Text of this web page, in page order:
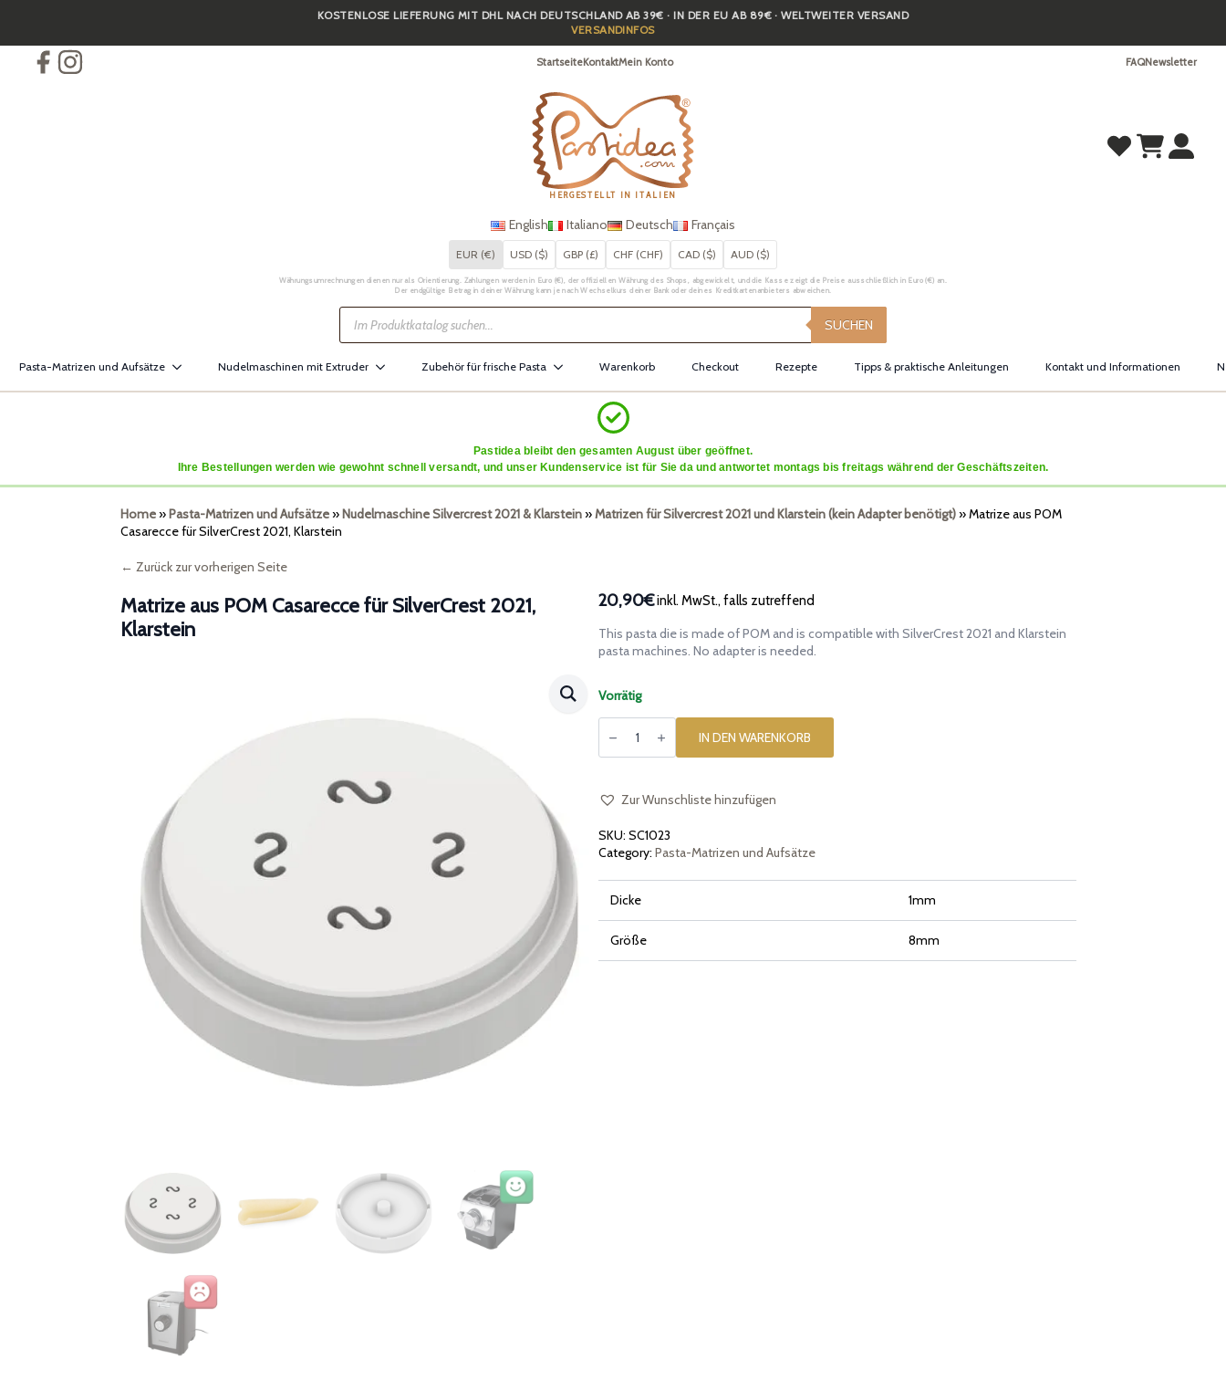
content
KOSTENLOSE LIEFERUNG MIT DHL NACH DEUTSCHLAND AB 39€ · IN DER EU AB 89€ · WELTWEITER VERSAND
VERSANDINFOS
StartseiteKontaktMein Konto FAQNewsletter
HERGESTELLT IN ITALIEN
English Italiano Deutsch Français
EUR (€) USD ($) GBP (£) CHF (CHF) CAD ($) AUD ($)
Währungsumrechnungen dienen nur als Orientierung. Zahlungen werden in Euro (€), der offiziellen Währung des Shops, abgewickelt, und die Kasse zeigt die Preise ausschließlich in Euro (€) an.
Der endgültige Betrag in deiner Währung kann je nach Wechselkurs deiner Bank oder deines Kreditkartenanbieters abweichen.
Products
search SUCHEN
Pasta-Matrizen und Aufsätze Nudelmaschinen mit Extruder Zubehör für frische Pasta Warenkorb Checkout Rezepte Tipps & praktische Anleitungen Kontakt und Informationen
Pastidea bleibt den gesamten August über geöffnet.
Ihre Bestellungen werden wie gewohnt schnell versandt, und unser Kundenservice ist für Sie da und antwortet montags bis freitags während der Geschäftszeiten.
Home»Pasta-Matrizen und Aufsätze»Nudelmaschine Silvercrest 2021 & Klarstein»Matrizen für Silvercrest 2021 und Klarstein (kein Adapter benötigt)»Matrize aus POM
Casarecce für SilverCrest 2021, Klarstein
← Zurück zur vorherigen Seite
Matrize aus POM Casarecce für SilverCrest 2021,
Klarstein
20,90€inkl. MwSt., falls zutreffend
This pasta die is made of POM and is compatible with SilverCrest 2021 and Klarstein
pasta machines. No adapter is needed.
Vorrätig
Matrize
aus
Casarecce
2021,
IN DEN WARENKORB
Zur Wunschliste hinzufügen
SKU: SC1023
Category: Pasta-Matrizen und Aufsätze
Dicke 1mm
Größe 8mm